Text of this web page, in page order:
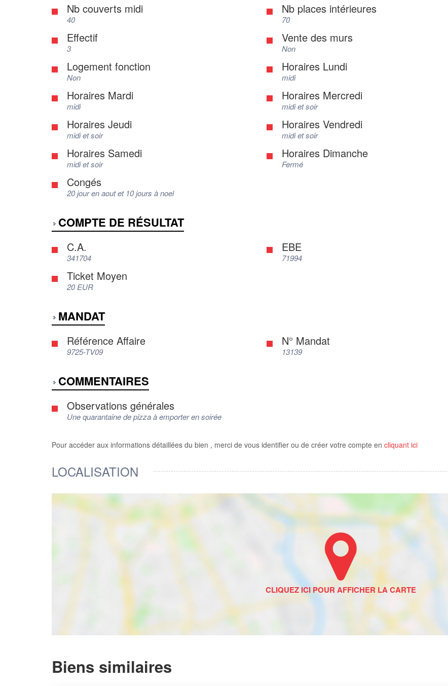
Nb couverts midi
40
Nb places intérieures
70
Effectif
3
Vente des murs
Non
Logement fonction
Non
Horaires Lundi
midi
Horaires Mardi
midi
Horaires Mercredi
midi et soir
Horaires Jeudi
midi et soir
Horaires Vendredi
midi et soir
Horaires Samedi
midi et soir
Horaires Dimanche
Fermé
Congés
20 jour en aout et 10 jours à noel
COMPTE DE RÉSULTAT
C.A.
341704
EBE
71994
Ticket Moyen
20 EUR
MANDAT
Référence Affaire
9725-TV09
N° Mandat
13139
COMMENTAIRES
Observations générales
Une quarantaine de pizza à emporter en soirée
Pour accéder aux informations détaillées du bien , merci de vous identifier ou de créer votre compte en cliquant ici
LOCALISATION
Biens similaires